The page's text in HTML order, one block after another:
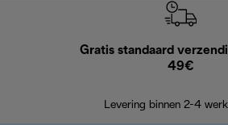
Gratis standaard
49€
Levering binnen 2-4